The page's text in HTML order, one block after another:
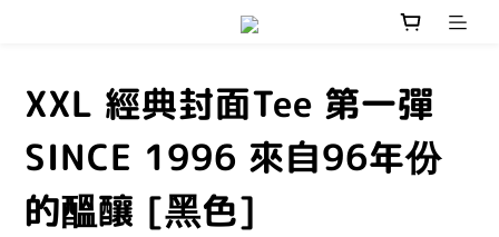
XXL 經典封面Tee 第一彈
SINCE 1996 來自96年份
的醞釀 [黑色]